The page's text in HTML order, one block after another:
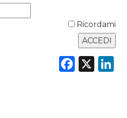
Ricordami
X